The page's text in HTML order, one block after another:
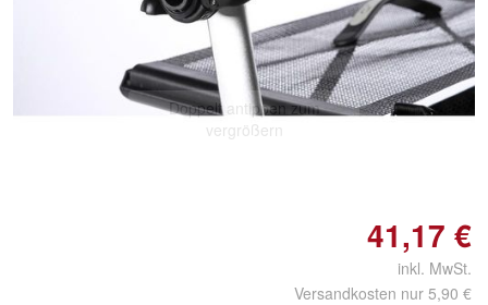
Doppelt antippen zum
vergrößern
41,17 €
inkl. MwSt.
Versandkosten nur 5,90 €